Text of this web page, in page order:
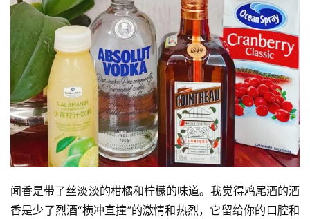
首
页
闻香是带了丝淡淡的柑橘和柠檬的味道。我觉得鸡尾酒的酒
香是少了烈酒“横冲直撞”的激情和热烈，它留给你的口腔和